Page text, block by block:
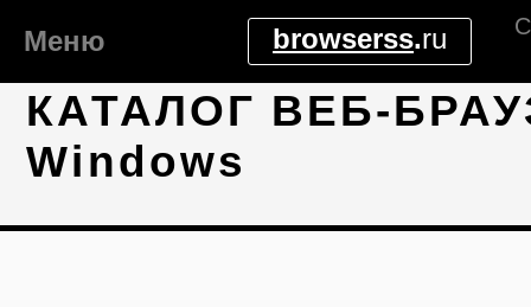
КАТАЛОГ ВЕБ-
Windows
browserss.ru
Меню